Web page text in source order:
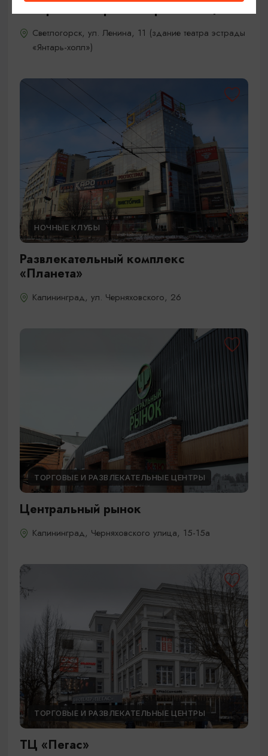
Янтарная галерея «Второе солнце»
Светлогорск, ул. Ленина, 11 (здание театра эстрады
«Янтарь-холл»)
НОЧНЫЕ КЛУБЫ
Развлекательный комплекс
«Планета»
Калининград, ул. Черняховского, 26
ТОРГОВЫЕ И РАЗВЛЕКАТЕЛЬНЫЕ ЦЕНТРЫ
Центральный рынок
Калининград, Черняховского улица, 15-15а
ТОРГОВЫЕ И РАЗВЛЕКАТЕЛЬНЫЕ ЦЕНТРЫ
ТЦ «Пегас»